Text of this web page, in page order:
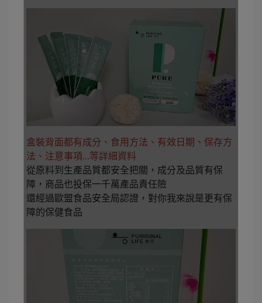
盒裝背面都有成分、食用方法、有效日期、保存方
法、注意事項...等詳細資料
從原料到生產品質都安全把關，成分及品質有保
障，商品也投保一千萬產品責任險
還經過歐盟食品安全局認證，對你我來說是更有保
障的保健食品